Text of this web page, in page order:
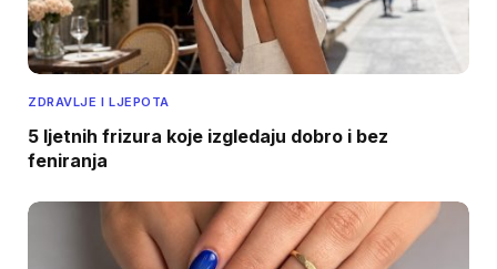
ZDRAVLJE I LJEPOTA
5 ljetnih frizura koje izgledaju dobro i bez
feniranja